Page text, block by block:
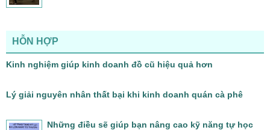
HỖN HỢP
Kinh nghiệm giúp kinh doanh đồ cũ hiệu quả hơn
Lý giải nguyên nhân thất bại khi kinh doanh quán cà phê
Những điều sẽ giúp bạn nâng cao kỹ năng tự học